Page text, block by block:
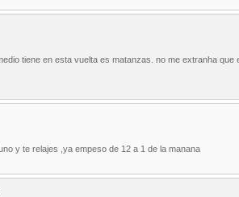
tiene en esta vuelta es matanzas. no me extranha que
y te relajes ,ya empeso de 12 a 1 de la manana